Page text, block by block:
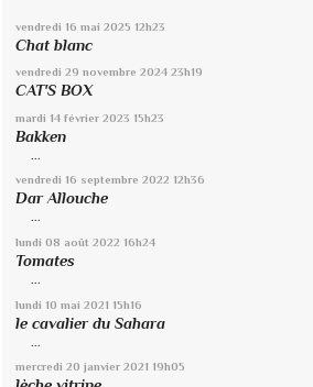
vendredi 16 mai 2025 12h23
Chat blanc
vendredi 29 novembre 2024 23h19
CAT'S BOX
mardi 14 février 2023 15h23
Bakken
vendredi 16 septembre 2022 12h36
Dar Allouche
...
lundi 08 août 2022 16h24
Tomates
...
lundi 10 mai 2021 15h16
le cavalier du Sahara
mercredi 20 janvier 2021 19h05